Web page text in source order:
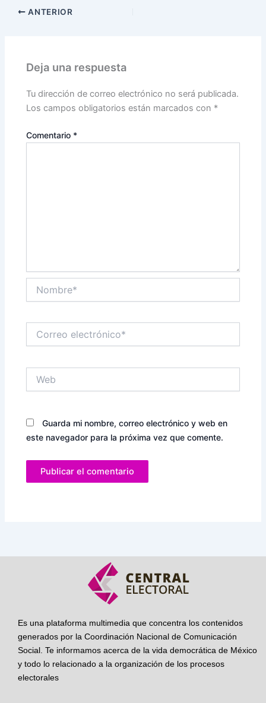
ANTERIOR
Deja una respuesta
Tu dirección de correo electrónico no será publicada.
Los campos obligatorios están marcados con *
Comentario *
electrónico*
Guarda mi nombre, correo electrónico y web en
este navegador para la próxima vez que comente.
Es una plataforma multimedia que concentra los contenidos
generados por la Coordinación Nacional de Comunicación
Social. Te informamos acerca de la vida democrática de México
y todo lo relacionado a la organización de los procesos
electorales